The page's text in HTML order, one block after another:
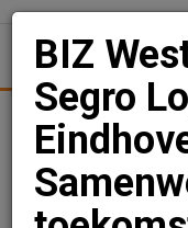
Nieuws Uitgelicht
BIZ
BIZ
Segro